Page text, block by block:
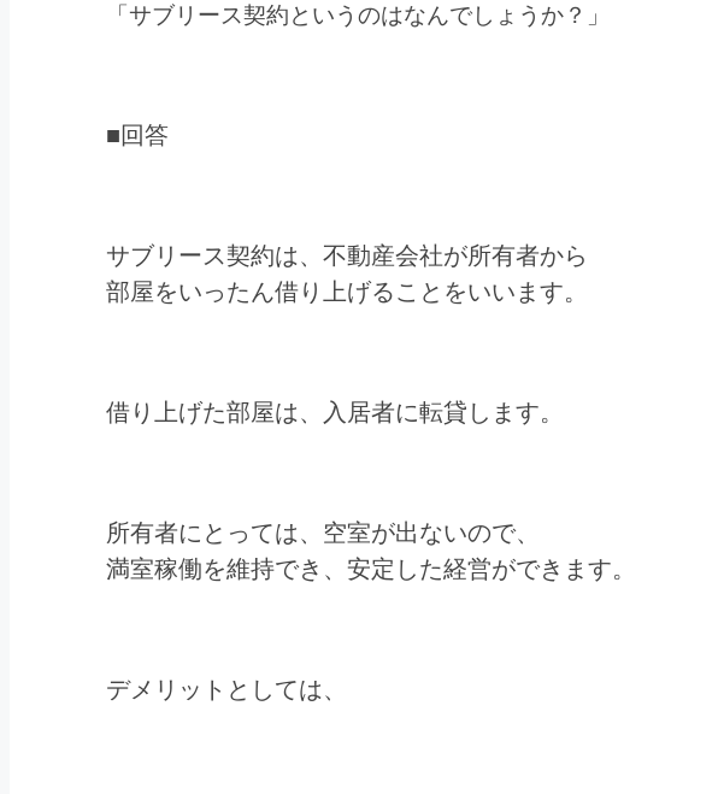
「サブリース契約というのはなんでしょうか？」
■回答
サブリース契約は、不動産会社が所有者から
部屋をいったん借り上げることをいいます。
借り上げた部屋は、入居者に転貸します。
所有者にとっては、空室が出ないので、
満室稼働を維持でき、安定した経営ができます。
デメリットとしては、